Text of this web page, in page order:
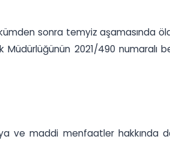
sonra temyiz aşamasında
Müdürlüğünün 2021/490 numaralı
ve maddi menfaatler hakkında